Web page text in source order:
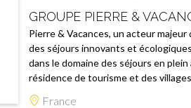
GROUPE PIERRE &
Pierre & Vacances, un acteur
des séjours innovants et
dans le domaine des séjours en
résidence de tourisme et des
France